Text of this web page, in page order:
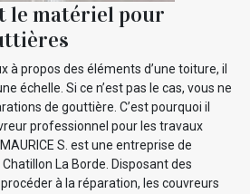
le matériel pour
à propos des éléments d’une toiture, il
échelle. Si ce n’est pas le cas, vous ne
de gouttière. C’est pourquoi il
professionnel pour les travaux
S. est une entreprise de
La Borde. Disposant des
à la réparation, les couvreurs